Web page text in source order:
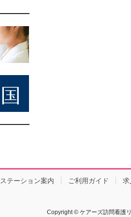
ステーション案内 ご利用ガイド 求
Copyright © ケアーズ訪問看護